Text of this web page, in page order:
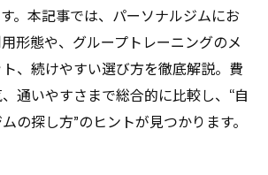
。本記事では、パーソナルジムにお
形態や、グループトレーニングのメ
、続けやすい選び方を徹底解説。費
通いやすさまで総合的に比較し、“自
の探し方”のヒントが見つかります。